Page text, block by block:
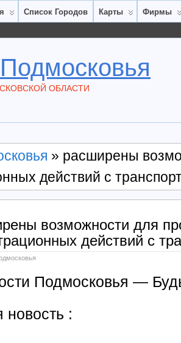
Список Городов Карты Фирмы
ОБЛАСТИ
» расширены
действий с
возможности для
действий с
Подмосковья —
: